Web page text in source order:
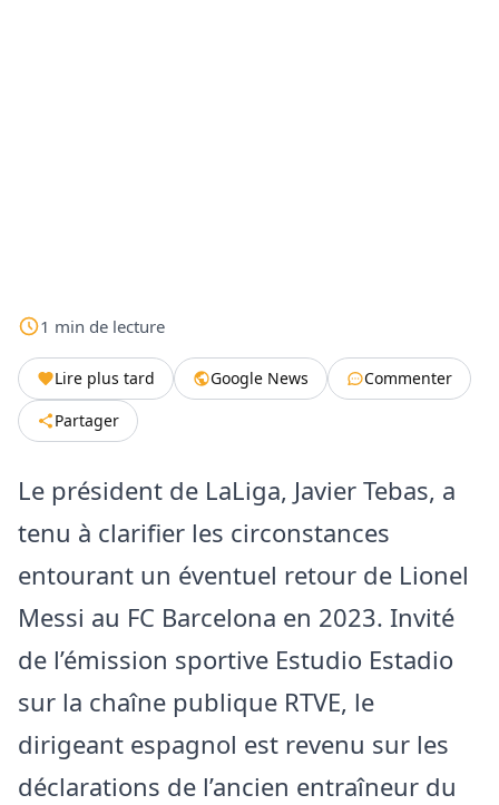
1 min de lecture
Lire plus tard Google News
Commenter
Partager
Le président de LaLiga, Javier Tebas, a
tenu à clarifier les circonstances
entourant un éventuel retour de Lionel
Messi au FC Barcelona en 2023. Invité
de l’émission sportive Estudio Estadio
sur la chaîne publique RTVE, le
dirigeant espagnol est revenu sur les
déclarations de l’ancien entraîneur du